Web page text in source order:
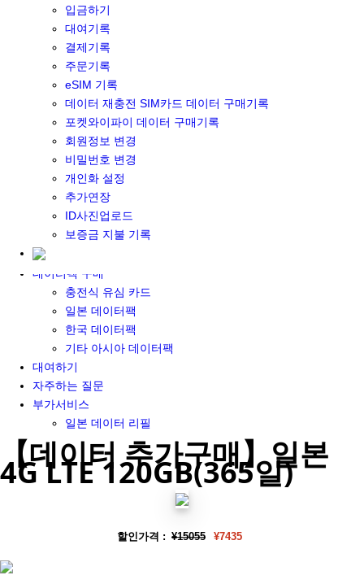
입금하기
대여기록
결제기록
주문기록
eSIM 기록
데이터 재충전 SIM카드 데이터 구매기록
포켓와이파이 데이터 구매기록
회원정보 변경
비밀번호 변경
개인화 설정
추가연장
ID사진업로드
보증금 지불 기록
기타 아시아 eSIM
eSIM 개통 설명서
포켓와이파이&데이터 구매
포켓와이파이 구매
일본 DATA
기타 아시아 DATA
MACARON DATA
DATA 이용 설명서
유심 구매
일본유심
한국유심
대만유심
기타 아시아 유심
데이터팩 구매
충전식 유심 카드
일본 데이터팩
한국 데이터팩
기타 아시아 데이터팩
대여하기
자주하는 질문
부가서비스
일본 데이터 리필
【데이터 추가구매】일본
4G LTE 120GB(365일)
할인가격 : ¥15055 ¥7435